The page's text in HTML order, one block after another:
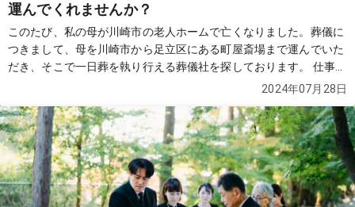
運んでくれませんか？
このたび、私の母が川崎市の老人ホームで亡くなりました。葬儀に
つきまして、母を川崎市から足立区にある町屋斎場まで運んでいた
だき、そこで一日葬を執り行える葬儀社を探しております。 仕事の
都合上、老人ホームへは直接伺うことが難しい状況ですので、もし
貴社にてこのような対応が可能かどうか、ご回答いただけますと幸
いです。続きを見る
2024年07月28日